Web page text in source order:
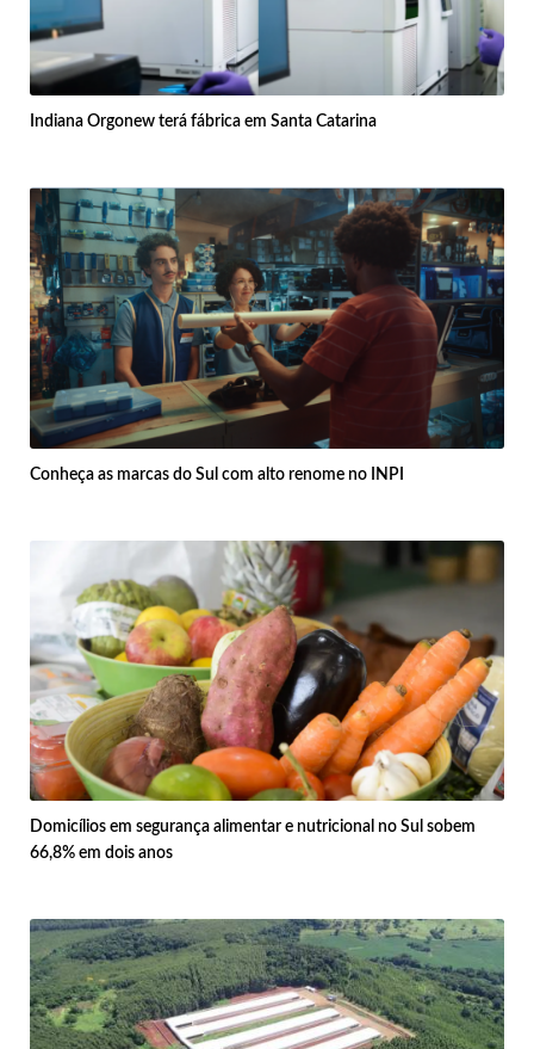
Indiana Orgonew terá fábrica em Santa Catarina
Conheça as marcas do Sul com alto renome no INPI
Domicílios em segurança alimentar e nutricional no Sul sobem
66,8% em dois anos